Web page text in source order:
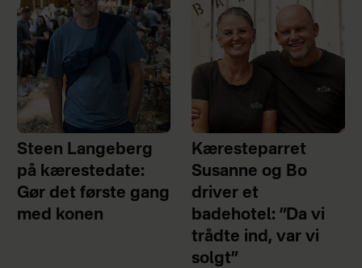
Steen Langeberg
på kærestedate:
Gør det første gang
med konen
Kæresteparret
Susanne og Bo
driver et
badehotel: ”Da vi
trådte ind, var vi
solgt”